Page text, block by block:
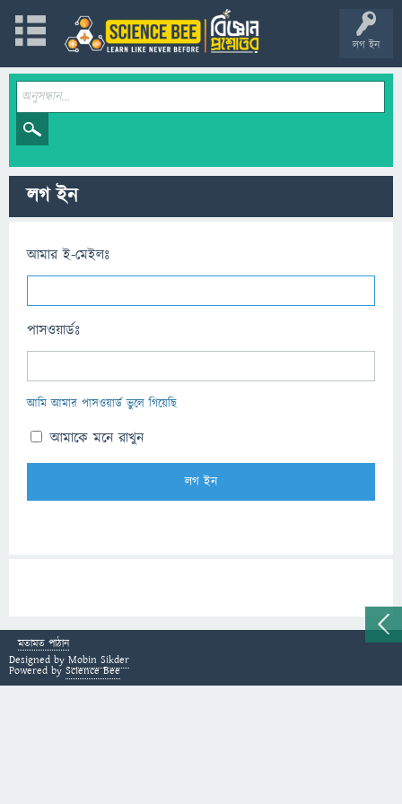
লগ ইন
লগ ইন
আমার ই-মেইলঃ
পাসওয়ার্ডঃ
আমি আমার পাসওয়ার্ড ভুলে গিয়েছি
আমাকে মনে রাখুন
মতামত পাঠান
Designed by Mobin Sikder
Powered by Science Bee